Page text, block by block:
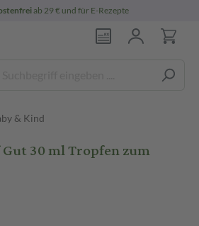
ab 29 € und für E-Rezepte
& Kind
Gut 30 ml Tropfen zum